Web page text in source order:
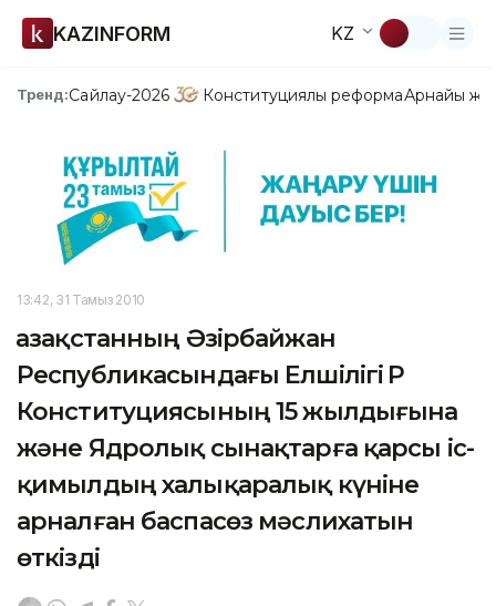
KAZINFORM KZ
Тренд:Сайлау-2026 Конституциялық реформаАрнайы
13:42, 31 Тамыз 2010
Қазақстанның Әзірбайжан
Республикасындағы Елшілігі ҚР
Конституциясының 15 жылдығына
және Ядролық сынақтарға қарсы іс-
қимылдың халықаралық күніне
арналған баспасөз мәслихатын
өткізді